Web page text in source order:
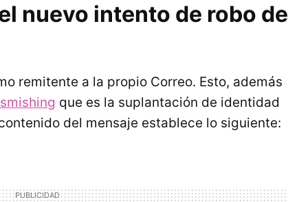
nuevo intento de robo de
remitente a la propio Correo. Esto, además
smishing que es la suplantación de identidad
del mensaje establece lo siguiente: